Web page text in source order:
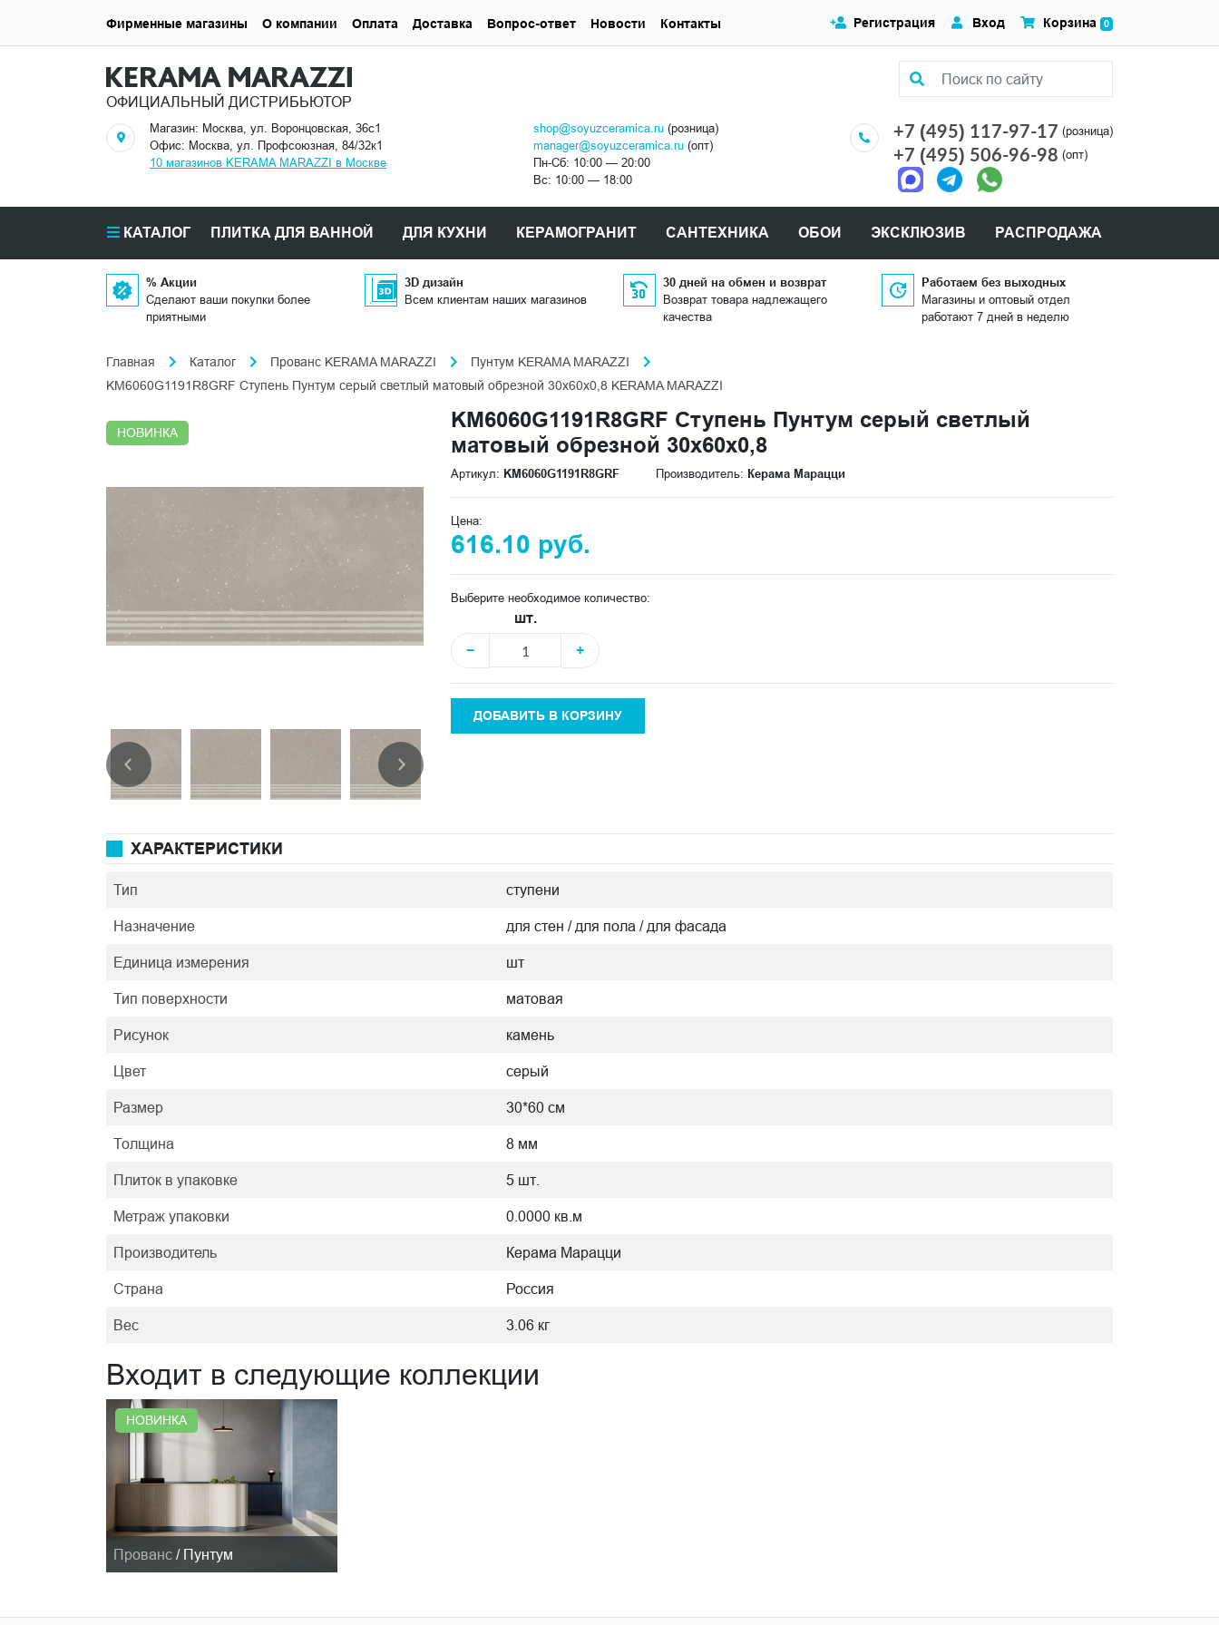
ОФИЦИАЛЬНЫЙ ДИСТРИБЬЮТОР
Магазин: Москва, ул. Воронцовская, 36с1
Офис: Москва, ул. Профсоюзная, 84/32к1
10 магазинов KERAMA MARAZZI в Москве
shop@soyuzceramica.ru(розница)
manager@soyuzceramica.ru(опт)
Пн-Сб: 10:00 — 20:00
Вс: 10:00 — 18:00
+7 (495) 117-97-17 (розница)
+7 (495) 506-96-98 (опт)
Регистрация Вход Корзина 0
Фирменные магазины О компании Оплата Доставка Вопрос-ответ Новости Контакты
КАТАЛОГ ПЛИТКА ДЛЯ ВАННОЙ ДЛЯ КУХНИ КЕРАМОГРАНИТ САНТЕХНИКА ОБОИ ЭКСКЛЮЗИВ РАСПРОДАЖА
% Акции
Сделают ваши покупки более
приятными
3D дизайн
Всем клиентам наших магазинов
30 дней на обмен и возврат
Возврат товара надлежащего
качества
Работаем без выходных
Магазины и оптовый отдел
работают 7 дней в неделю
Главная Каталог Прованс KERAMA MARAZZI
Пунтум KERAMA MARAZZI
KM6060G1191R8GRF Ступень Пунтум серый светлый матовый обрезной 30x60x0,8 KERAMA MARAZZI
НОВИНКА
KM6060G1191R8GRF Ступень Пунтум серый светлый
матовый обрезной 30x60x0,8
Артикул: KM6060G1191R8GRF Производитель: Керама Марацци
Цена:
616.10 руб.
Выберите необходимое количество:
шт.
−
+
ДОБАВИТЬ В КОРЗИНУ
ХАРАКТЕРИСТИКИ
Тип ступени
Назначение для стен / для пола / для фасада
Единица измерения шт
Тип поверхности матовая
Рисунок камень
Цвет серый
Размер 30*60 см
Толщина 8 мм
Плиток в упаковке 5 шт.
Метраж упаковки 0.0000 кв.м
Производитель Керама Марацци
Страна Россия
Вес 3.06 кг
Входит в следующие коллекции
НОВИНКА
Прованс / Пунтум